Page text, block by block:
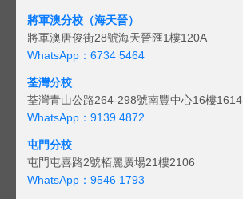
將軍澳分校（海天晉）
將軍澳唐俊街28號海天晉匯1樓120A
WhatsApp：6734 5464
荃灣分校
荃灣青山公路264-298號南豐中心16樓1614
WhatsApp：9139 4872
屯門分校
屯門屯喜路2號栢麗廣場21樓2106
WhatsApp：9546 1793